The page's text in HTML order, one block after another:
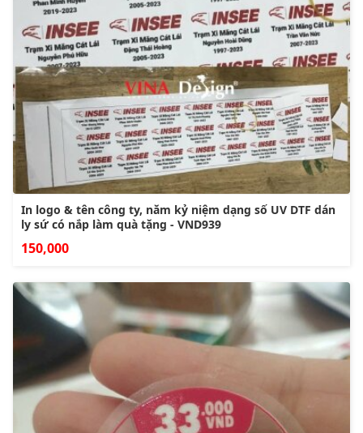
In logo & tên công ty, năm kỷ niệm dạng số UV DTF dán
ly sứ có nắp làm quà tặng - VND939
150,000